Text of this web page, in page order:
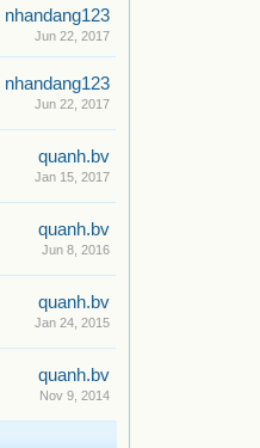
nhandang123
Jun 22, 2017
nhandang123
Jun 22, 2017
quanh.bv
Jan 15, 2017
quanh.bv
Jun 8, 2016
quanh.bv
Jan 24, 2015
quanh.bv
Nov 9, 2014